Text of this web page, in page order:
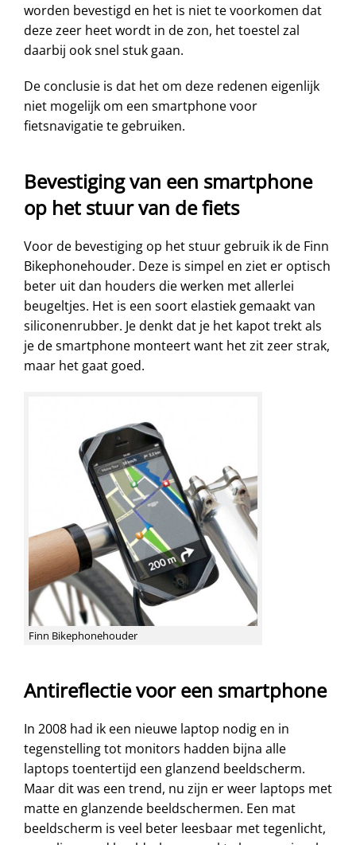
worden bevestigd en het is niet te voorkomen dat
deze zeer heet wordt in de zon, het toestel zal
daarbij ook snel stuk gaan.
De conclusie is dat het om deze redenen eigenlijk
niet mogelijk om een smartphone voor
fietsnavigatie te gebruiken.
Bevestiging van een smartphone
op het stuur van de fiets
Voor de bevestiging op het stuur gebruik ik de Finn
Bikephonehouder. Deze is simpel en ziet er optisch
beter uit dan houders die werken met allerlei
beugeltjes. Het is een soort elastiek gemaakt van
siliconenrubber. Je denkt dat je het kapot trekt als
je de smartphone monteert want het zit zeer strak,
maar het gaat goed.
Finn Bikephonehouder
Antireflectie voor een smartphone
In 2008 had ik een nieuwe laptop nodig en in
tegenstelling tot monitors hadden bijna alle
laptops toentertijd een glanzend beeldscherm.
Maar dit was een trend, nu zijn er weer laptops met
matte en glanzende beeldschermen. Een mat
beeldscherm is veel beter leesbaar met tegenlicht,